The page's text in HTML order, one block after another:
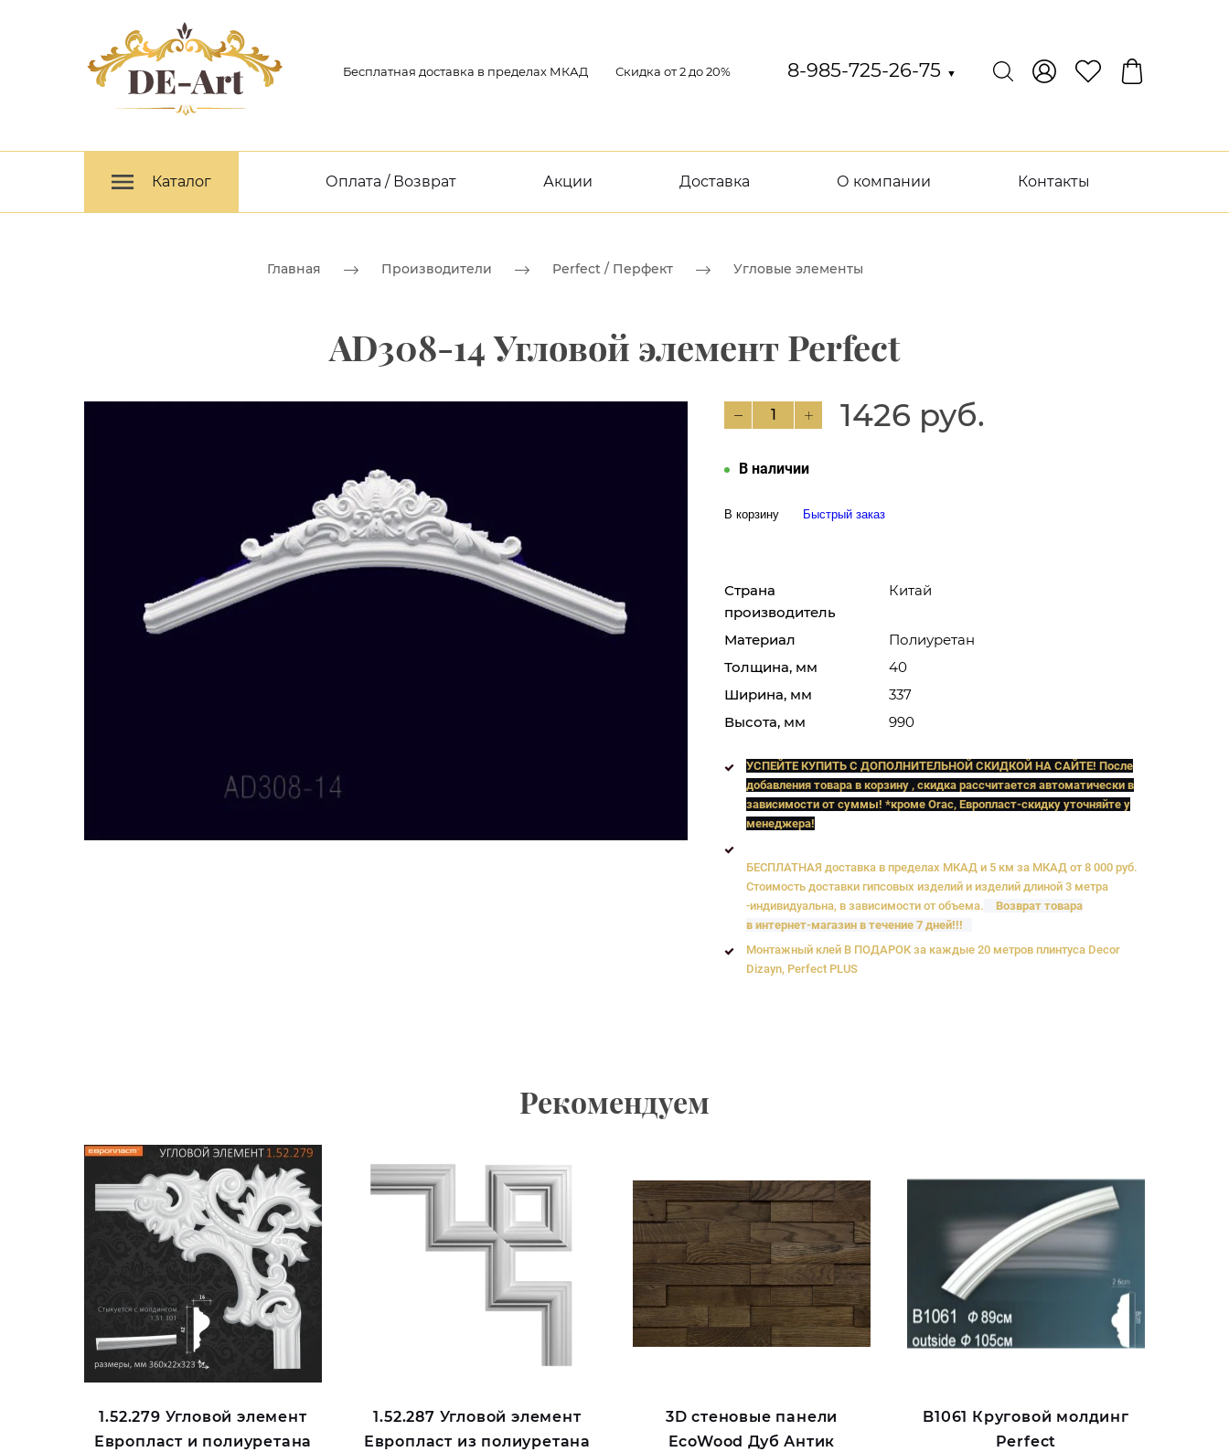
Бесплатная доставка в пределах МКАД Скидка от 2 до 20% 8-985-725-26-75 ▼
Каталог Оплата / Возврат Акции Доставка О компании Контакты
Главная Производители Perfect / Перфект Угловые элементы
AD308-14 Угловой элемент Perfect
1426 руб.
В наличии
В корзину Быстрый заказ
Страна
производитель
Китай
Материал
Полиуретан
Толщина, мм
40
Ширина, мм
337
Высота, мм
990
УСПЕЙТЕ КУПИТЬ C ДОПОЛНИТЕЛЬНОЙ СКИДКОЙ НА САЙТЕ! После
добавления товара в корзину , скидка рассчитается автоматически в
зависимости от суммы! *кроме Orac, Европласт-скидку уточняйте у
менеджера!
БЕСПЛАТНАЯ доставка в пределах МКАД и 5 км за МКАД от 8 000 руб.
Стоимость доставки гипсовых изделий и изделий длиной 3 метра
-индивидуальна, в зависимости от объема.
Возврат товара
в интернет-магазин в течение 7 дней!!!
Монтажный клей В ПОДАРОК за каждые 20 метров плинтуса Decor
Dizayn, Perfect PLUS
Рекомендуем
1.52.279 Угловой элемент
Европласт и полиуретана
1.52.287 Угловой элемент
Европласт из полиуретана
3D стеновые панели
EcoWood Дуб Антик
B1061 Круговой молдинг
Perfect